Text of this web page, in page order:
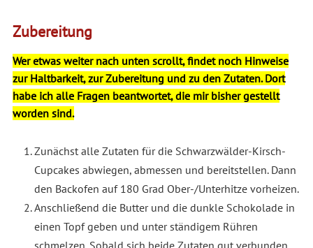
Zubereitung
Wer etwas weiter nach unten scrollt, findet noch Hinweise
zur Haltbarkeit, zur Zubereitung und zu den Zutaten. Dort
habe ich alle Fragen beantwortet, die mir bisher gestellt
worden sind.
Zunächst alle Zutaten für die Schwarzwälder-Kirsch-
Cupcakes abwiegen, abmessen und bereitstellen. Dann
den Backofen auf 180 Grad Ober-/Unterhitze vorheizen.
Anschließend die Butter und die dunkle Schokolade in
einen Topf geben und unter ständigem Rühren
schmelzen. Sobald sich beide Zutaten gut verbunden